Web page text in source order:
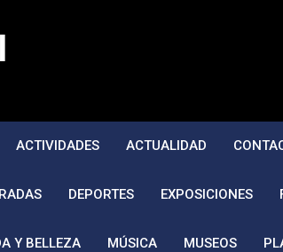
ACTIVIDADES ACTUALIDAD
DEPORTES EXPOSICIONES
Y BELLEZA MÚSICA MUSEOS